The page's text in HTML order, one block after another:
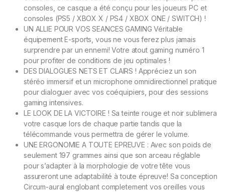
consoles, ce casque a été conçu pour les joueurs PC et
consoles (PS5 / XBOX X / PS4 / XBOX ONE / SWITCH) !
UN ALLIE POUR VOS SEANCES GAMING Véritable
équipement E-sports, vous ne vous ferez plus jamais
surprendre par un ennemi! Votre atout gaming numéro 1
pour profiter de conditions de jeu optimales !
DES DIALOGUES NETS ET CLAIRS ! Appréciez un son
stéréo immersif et un microphone omnidirectionnel pratique
pour dialoguer avec vos coéquipiers, pour des sessions
gaming intensives.
LE LOOK DE LA VICTOIRE ! Sa teinte rouge et noir sublimera
votre casque lors de chaque partie tandis que la
télécommande vous permettra de gérer le volume.
UNE ERGONOMIE A TOUTE EPREUVE : Avec son poids de
seulement 197 grammes ainsi que son arceau réglable
pour s’adapter à la morphologie de votre tête vous
assureront une adaptabilité à toute épreuve! Sa conception
Circum-aural englobant completement vos oreilles vous